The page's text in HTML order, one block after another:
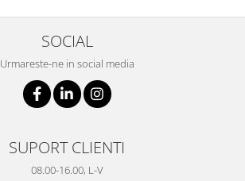
SOCIAL
Urmareste-ne in social media
SUPORT CLIENTI
08.00-16.00, L-V